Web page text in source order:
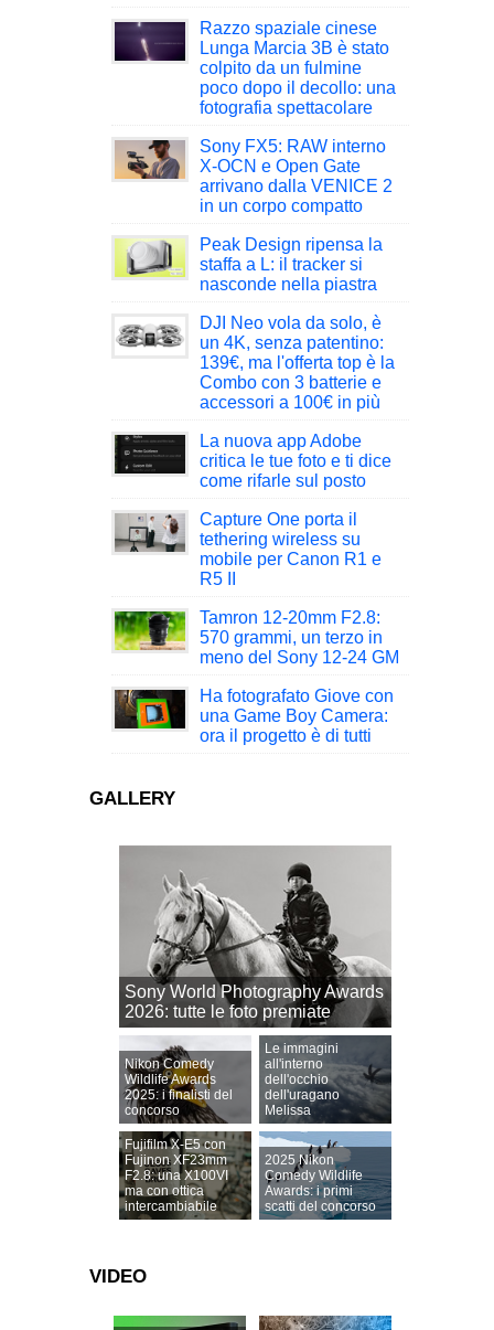
Razzo spaziale cinese
Lunga Marcia 3B è stato
colpito da un fulmine
poco dopo il decollo: una
fotografia spettacolare
Sony FX5: RAW interno
X-OCN e Open Gate
arrivano dalla VENICE 2
in un corpo compatto
Peak Design ripensa la
staffa a L: il tracker si
nasconde nella piastra
DJI Neo vola da solo, è
un 4K, senza patentino:
139€, ma l'offerta top è la
Combo con 3 batterie e
accessori a 100€ in più
La nuova app Adobe
critica le tue foto e ti dice
come rifarle sul posto
Capture One porta il
tethering wireless su
mobile per Canon R1 e
R5 II
Tamron 12-20mm F2.8:
570 grammi, un terzo in
meno del Sony 12-24 GM
Ha fotografato Giove con
una Game Boy Camera:
ora il progetto è di tutti
GALLERY
Sony World Photography Awards
2026: tutte le foto premiate
Nikon Comedy
Wildlife Awards
2025: i finalisti del
concorso
Le immagini
all'interno
dell'occhio
dell'uragano
Melissa
Fujifilm X-E5 con
Fujinon XF23mm
F2.8: una X100VI
ma con ottica
intercambiabile
2025 Nikon
Comedy Wildlife
Awards: i primi
scatti del concorso
VIDEO